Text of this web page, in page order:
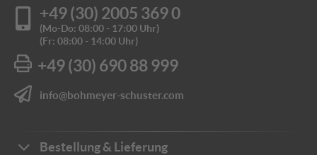
+49 (30) 2005 369 0
(Mo-Do: 08:00 - 17:00 Uhr)
(Fr: 08:00 - 14:00 Uhr)
+49 (30) 690 88 999
info@bohmeyer-schuster.com
Bestellung & Lieferung